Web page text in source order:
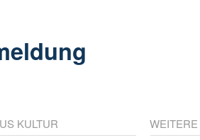
KULTUR